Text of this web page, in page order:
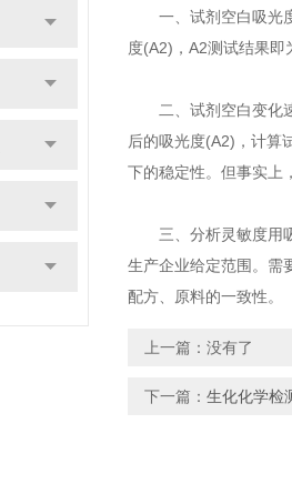
一、试剂空白吸光度
度(A2)，A2测试结果
二、试剂空白变化速
后的吸光度(A2)，计算
下的稳定性。但事实上
三、分析灵敏度用吸
生产企业给定范围。需
配方、原料的一致性。
上一篇：没有了
下一篇： 生化化学检